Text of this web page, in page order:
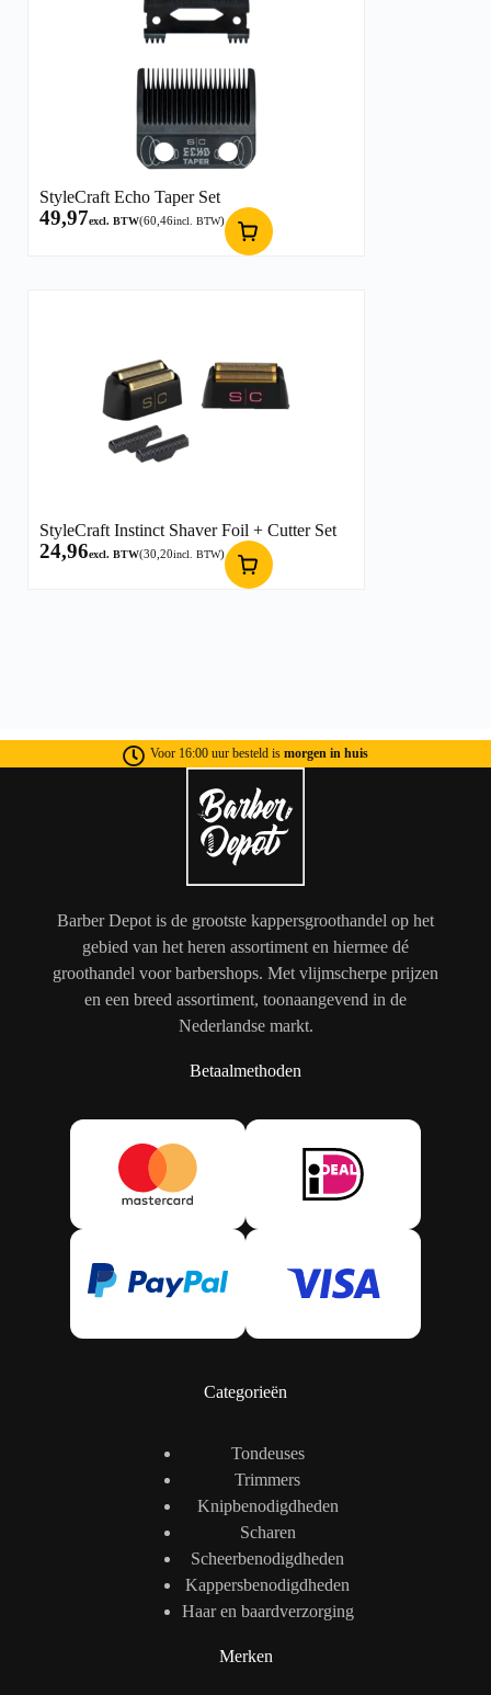
StyleCraft Echo Taper Set
49,97excl. BTW(60,46incl. BTW)
StyleCraft Instinct Shaver Foil + Cutter Set
24,96excl. BTW(30,20incl. BTW)
Voor 16:00 uur besteld is morgen in huis
Barber Depot is de grootste kappersgroothandel op het
gebied van het heren assortiment en hiermee dé
groothandel voor barbershops. Met vlijmscherpe prijzen
en een breed assortiment, toonaangevend in de
Nederlandse markt.
Betaalmethoden
Categorieën
Tondeuses
Trimmers
Knipbenodigdheden
Scharen
Scheerbenodigdheden
Kappersbenodigdheden
Haar en baardverzorging
Merken